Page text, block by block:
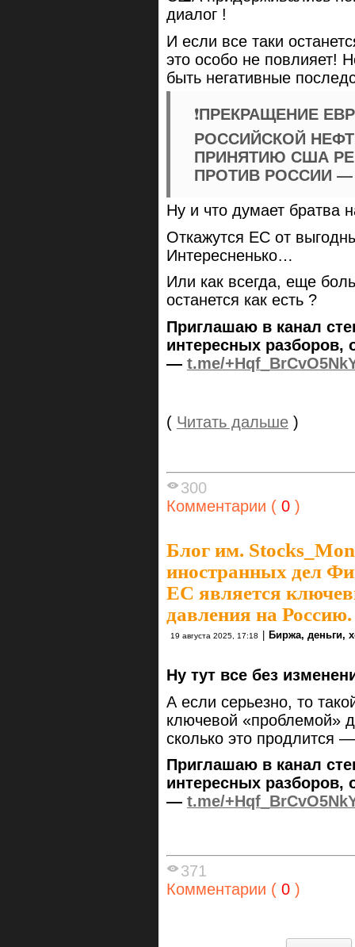
диалог !
И если все таки
это особо не повлияет!
быть негативные
❗️ПРЕКРАЩЕНИЕ
РОССИЙСКОЙ
ПРИНЯТИЮ США
ПРОТИВ РОССИИ
Ну и что думает братва
Откажутся ЕС от
Интересненько…
Или как всегда, еще
останется как есть ?
Приглашаю в канал
интересных разборов,
— t.me/
( Читать дальше )
300
Комментарии ( 0 )
Блог им.
иностранных дел
ЕС является
давления на Россию.
19 августа 2025, 17:18 | Биржа, деньги,
Ну тут все без
А если серьезно, то
ключевой «проблемой»
сколько это продлится
Приглашаю в канал
интересных разборов,
— t.me/
371
Комментарии ( 0 )